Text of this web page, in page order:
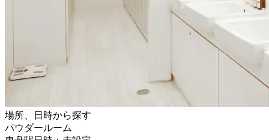
場所、日時から探す
パウダールーム